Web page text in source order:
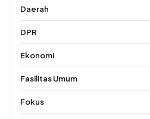
Daerah
DPR
Ekonomi
Fasilitas Umum
Fokus